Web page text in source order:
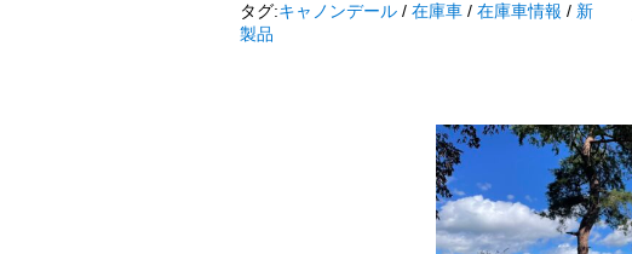
タグ:キャノンデール / 在庫車 / 在庫車情報 / 新
製品